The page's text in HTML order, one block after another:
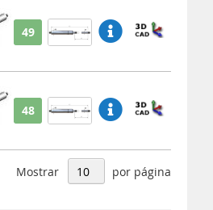
49
48
Mostrar por página